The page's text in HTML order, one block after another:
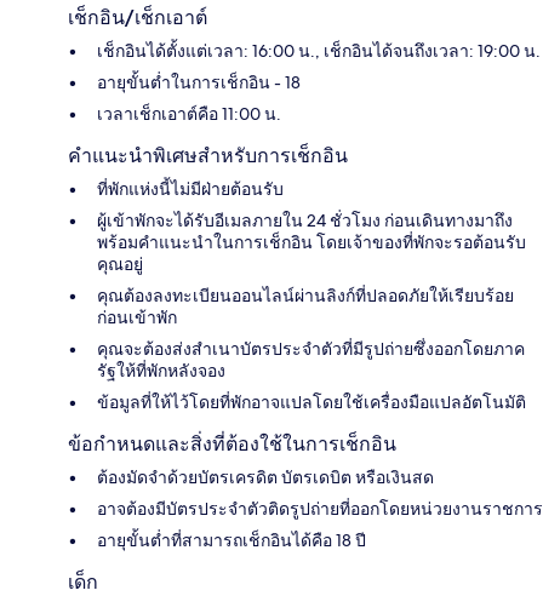
เช็กอิน/เช็กเอาต์
เช็กอินได้ตั้งแต่เวลา: 16:00 น., เช็กอินได้จนถึงเวลา: 19:00 น.
อายุขั้นต่ำในการเช็กอิน - 18
เวลาเช็กเอาต์คือ 11:00 น.
คำแนะนำพิเศษสำหรับการเช็กอิน
ที่พักแห่งนี้ไม่มีฝ่ายต้อนรับ
ผู้เข้าพักจะได้รับอีเมลภายใน 24 ชั่วโมง ก่อนเดินทางมาถึง
พร้อมคำแนะนำในการเช็กอิน โดยเจ้าของที่พักจะรอต้อนรับ
คุณอยู่
คุณต้องลงทะเบียนออนไลน์ผ่านลิงก์ที่ปลอดภัยให้เรียบร้อย
ก่อนเข้าพัก
คุณจะต้องส่งสำเนาบัตรประจำตัวที่​มีรูปถ่ายซึ่งออกโดยภาค
รัฐให้ที่พักหลังจอง
ข้อมูลที่ให้ไว้โดยที่พักอาจแปลโดยใช้เครื่องมือแปลอัตโนมัติ
ข้อกำหนดและสิ่งที่ต้องใช้ในการเช็กอิน
ต้องมัดจำด้วยบัตรเครดิต บัตรเดบิต หรือเงินสด
อาจต้องมีบัตรประจำตัวติดรูปถ่ายที่ออกโดยหน่วยงานราชการ
อายุขั้นต่ำที่สามารถเช็กอินได้คือ 18 ปี
เด็ก